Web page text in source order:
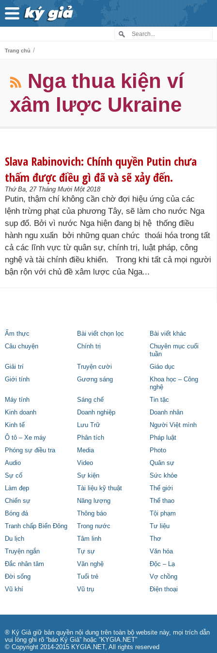
Trang chủ /
Nga thua kiện ví
xâm lược Ukraine
Slava Rabinovich: Chính quyền Putin chưa
thấm được điều gì đã và sẽ xảy đến.
Thứ Ba, 27 Tháng Mười Một 2018
Putin, thậm chí không cần chờ đợi hiệu ứng của các
lệnh trừng phạt của phương Tây, sẽ làm cho nước Nga
sụp đổ. Bởi vì nước Nga hiện đang bị hệ thống điều
hành ngu xuẩn bởi những quan chức thoái hóa trong tất
cả các lĩnh vực từ quân sự, chính trị, luật pháp, công
nghệ và tài chính điều khiển. Trong khi tất cả mọi người
bận rộn với chủ đề xâm lược của Nga...
Ẩm thực Bài viết chọn lọc
Bài viết khác
Câu chuyện
Chính trị
Chuyên mục cuối
tuần
Giải trí
Truyện cười
Giáo dục
Giới tính
Gương sáng
Khoa học – Công
nghệ
Máy tính
Sáng chế
Tin tặc
Kinh doanh
Doanh nghiệp
Doanh nhân
Kinh tế
Lưu Trữ
Người Việt mình
Ô tô – Xe máy
Phân tích
Pháp luật
Phóng sự điều tra
Media
Photo
Audio
Video
Quân sự
Sự cố
Sự kiện
Sức khỏe
Làm đẹp
Tài liệu kỹ thuật
Thế giới
Chiến sự
Năng lượng
Thể thao
Bóng đá
Thông báo
Tội phạm
Tranh chấp Biển Đông
Trong nước
Tư liệu
Du lịch
Tâm linh
Thơ
Truyện ngắn
Tự sự
Văn hóa
Đắc nhân tâm
Văn nghệ
Độc – Lạ
Đời sống
Tuổi trẻ
Vợ chồng
Vũ khí
Vũ trụ Điện thoại
® Ký Giả giữ bản quyền nội dung trên toàn bộ website này, mọi trích dẫn
vui lòng ghi rõ “báo Ký Giả” hoặc “KYGIA.NET”
© Copyright 2014-2015 KYGIA.NET, All rights reserved